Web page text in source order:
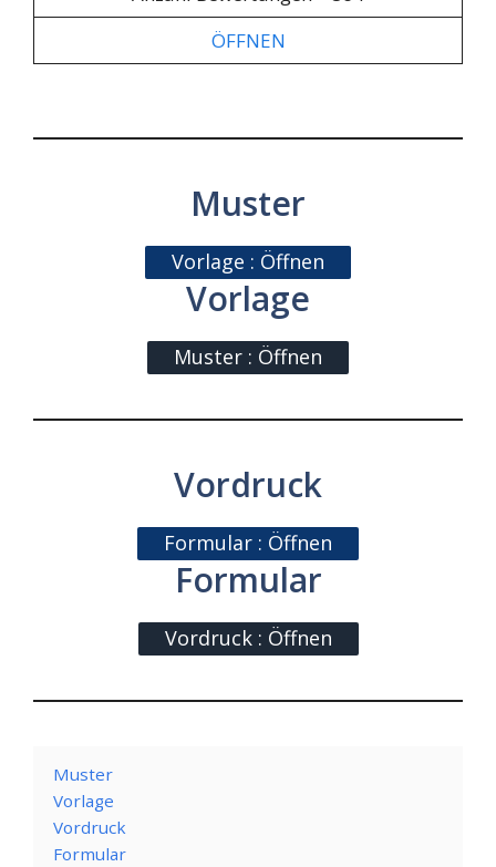
ÖFFNEN
Muster
Vorlage : Öffnen
Vorlage
Muster : Öffnen
Vordruck
Formular : Öffnen
Formular
Vordruck : Öffnen
Muster
Vorlage
Vordruck
Formular